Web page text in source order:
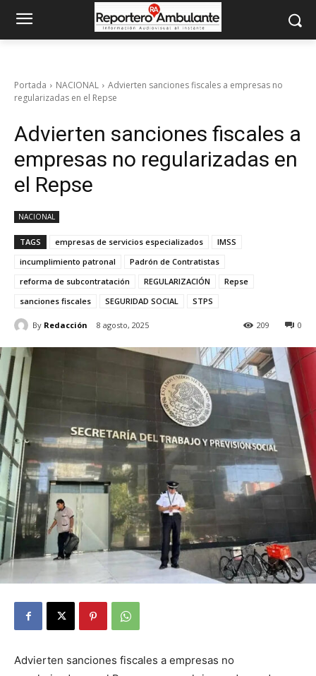
Portada NACIONAL
Advierten sanciones fiscales a empresas no
regularizadas en el Repse
Advierten sanciones fiscales a
empresas no regularizadas en
el Repse
NACIONAL
TAGS empresas de servicios especializados
IMSS
incumplimiento patronal
Padrón de Contratistas
reforma de subcontratación
REGULARIZACIÓN
Repse
sanciones fiscales
SEGURIDAD SOCIAL STPS
By Redacción 8 agosto, 2025 0
209
Advierten sanciones fiscales a empresas no